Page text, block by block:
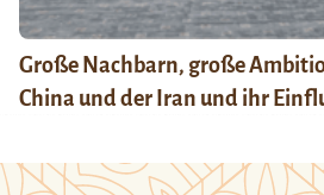
Große Nachbarn, große
China und der Iran und ihr